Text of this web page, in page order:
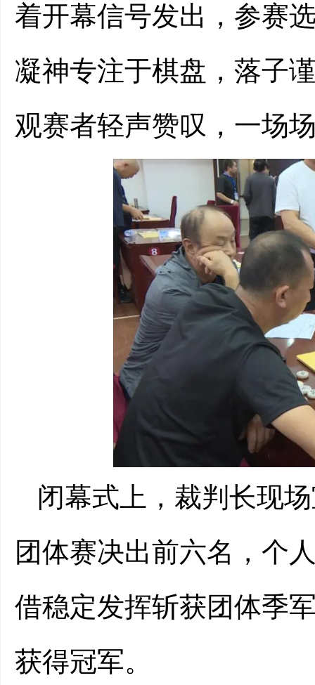
着开幕信号发出，参赛
凝神专注于棋盘，落子
观赛者轻声赞叹，一场
闭幕式上，裁判长现
团体赛决出前六名，个
借稳定发挥斩获团体季
获得冠军。